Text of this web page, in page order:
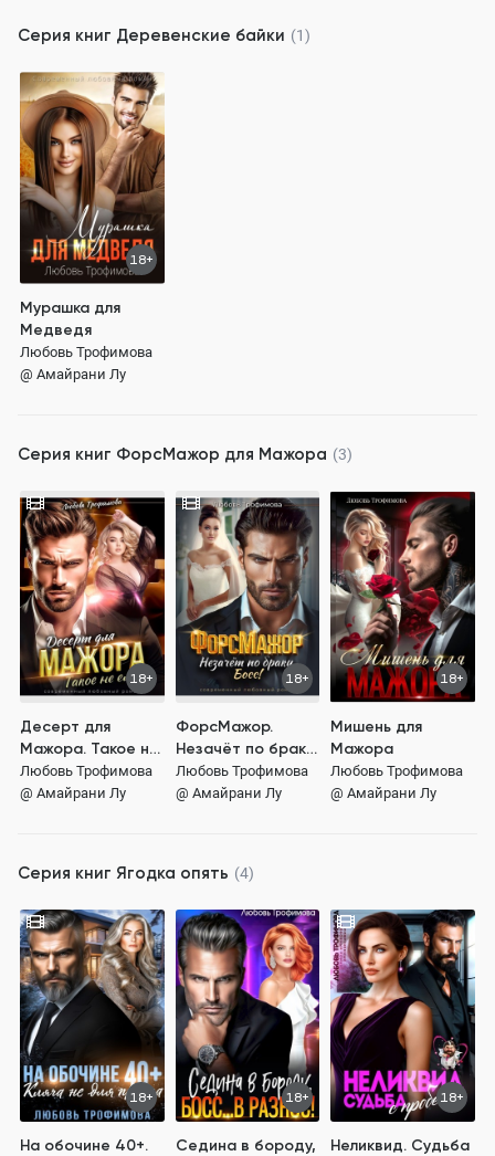
Серия книг Деревенские байки (1)
18+
Мурашка для
Медведя
Любовь Трофимова
@ Амайрани Лу
Серия книг ФорсМажор для Мажора (3)
18+
Десерт для
Мажора. Такое не
ем!
Любовь Трофимова
@ Амайрани Лу
18+
ФорсМажор.
Незачёт по браку,
Босс!
Любовь Трофимова
@ Амайрани Лу
18+
Мишень для
Мажора
Любовь Трофимова
@ Амайрани Лу
Серия книг Ягодка опять (4)
18+
На обочине 40+.
18+
Седина в бороду,
18+
Неликвид. Судьба